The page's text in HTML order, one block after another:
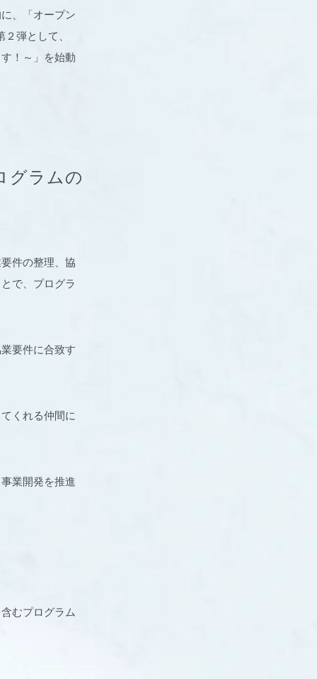
、「オープン
弾として、
！～」を始動
グラムの
件の整理、協
で、プログラ
要件に合致す
くれる仲間に
業開発を推進
むプログラム